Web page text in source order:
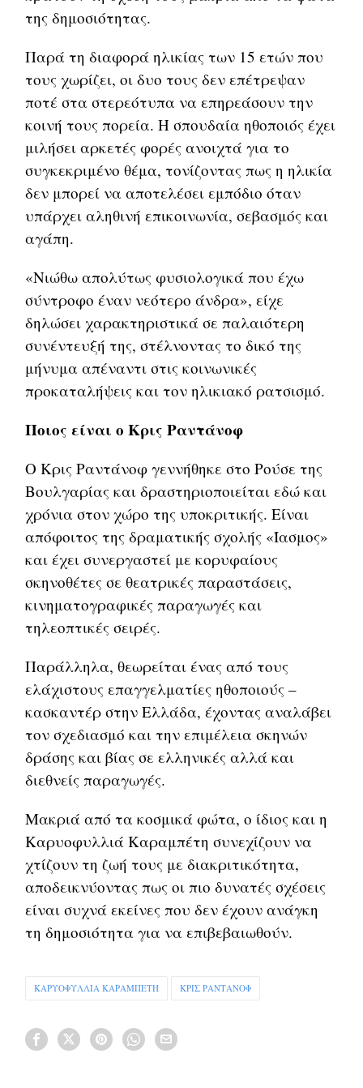
της δημοσιότητας.
Παρά τη διαφορά ηλικίας των 15 ετών που
τους χωρίζει, οι δυο τους δεν επέτρεψαν
ποτέ στα στερεότυπα να επηρεάσουν την
κοινή τους πορεία. Η σπουδαία ηθοποιός έχει
μιλήσει αρκετές φορές ανοιχτά για το
συγκεκριμένο θέμα, τονίζοντας πως η ηλικία
δεν μπορεί να αποτελέσει εμπόδιο όταν
υπάρχει αληθινή επικοινωνία, σεβασμός και
αγάπη.
«Νιώθω απολύτως φυσιολογικά που έχω
σύντροφο έναν νεότερο άνδρα», είχε
δηλώσει χαρακτηριστικά σε παλαιότερη
συνέντευξή της, στέλνοντας το δικό της
μήνυμα απέναντι στις κοινωνικές
προκαταλήψεις και τον ηλικιακό ρατσισμό.
Ποιος είναι ο Κρις Ραντάνοφ
Ο Κρις Ραντάνοφ γεννήθηκε στο Ρούσε της
Βουλγαρίας και δραστηριοποιείται εδώ και
χρόνια στον χώρο της υποκριτικής. Είναι
απόφοιτος της δραματικής σχολής «Ίασμος»
και έχει συνεργαστεί με κορυφαίους
σκηνοθέτες σε θεατρικές παραστάσεις,
κινηματογραφικές παραγωγές και
τηλεοπτικές σειρές.
Παράλληλα, θεωρείται ένας από τους
ελάχιστους επαγγελματίες ηθοποιούς –
κασκαντέρ στην Ελλάδα, έχοντας αναλάβει
τον σχεδιασμό και την επιμέλεια σκηνών
δράσης και βίας σε ελληνικές αλλά και
διεθνείς παραγωγές.
Μακριά από τα κοσμικά φώτα, ο ίδιος και η
Καρυοφυλλιά Καραμπέτη συνεχίζουν να
χτίζουν τη ζωή τους με διακριτικότητα,
αποδεικνύοντας πως οι πιο δυνατές σχέσεις
είναι συχνά εκείνες που δεν έχουν ανάγκη
τη δημοσιότητα για να επιβεβαιωθούν.
ΚΑΡΥΟΦΥΛΛΙΑ ΚΑΡΑΜΠΕΤΗ ΚΡΙΣ ΡΑΝΤΑΝΟΦ